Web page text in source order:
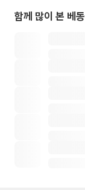
함께 많이 본 베